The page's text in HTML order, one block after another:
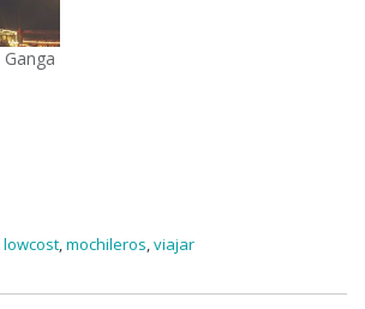
lowcost,mochileros,viajar